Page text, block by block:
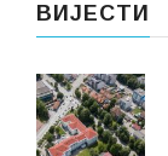
ВИЈЕСТИ